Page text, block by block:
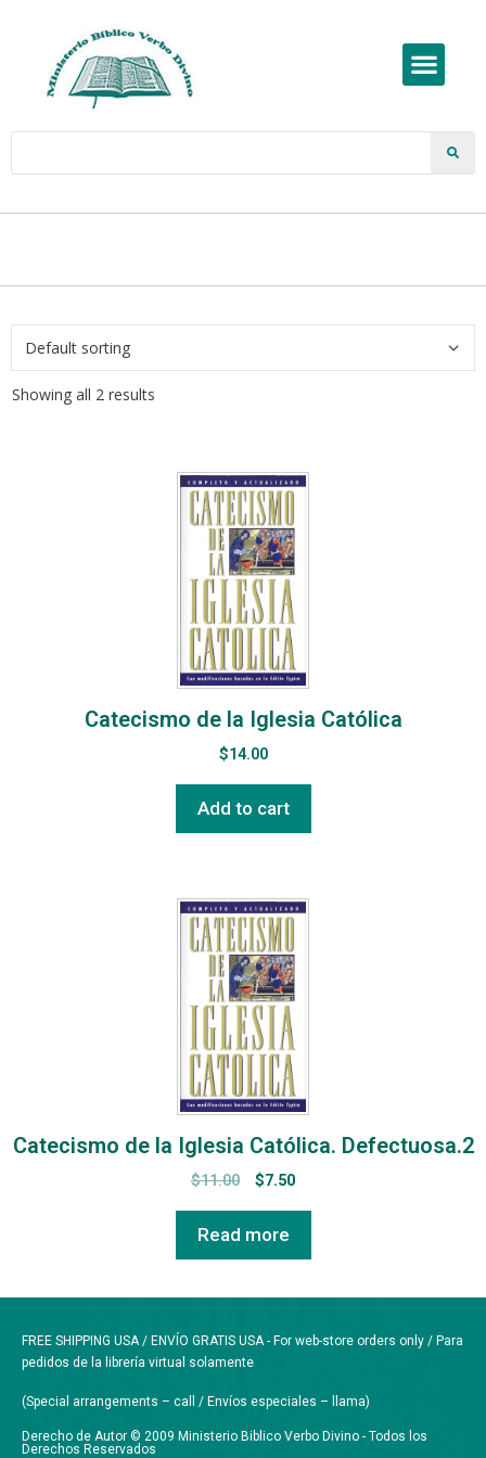
Showing all 2 results
Catecismo de la Iglesia Católica
$14.00
Add to cart
Catecismo de la Iglesia Católica. Defectuosa.2
$11.00 $7.50
Read more
FREE SHIPPING USA / ENVÍO GRATIS USA - For web-store orders only / Para
pedidos de la librería virtual solamente
(Special arrangements – call / Envíos especiales – llama)
Derecho de Autor © 2009 Ministerio Biblico Verbo Divino - Todos los
Derechos Reservados